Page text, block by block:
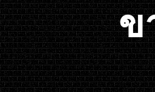
ข